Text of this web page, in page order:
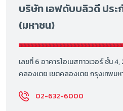
บริษัท เอฟดับบลิวดี ประ
(มหาชน)
เลขที่ 6 อาคารโอเนสทาวเวอร์ ชั้น
คลองเตย เขตคลองเตย กรุงเทพมห
02-632-6000